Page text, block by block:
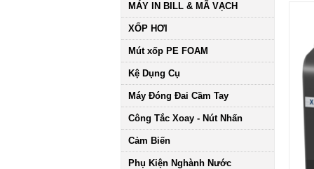
MÁY IN BILL & MÃ VẠCH
XỐP HƠI
Mút xốp PE FOAM
Kệ Dụng Cụ
Máy Đóng Đai Cầm Tay
Công Tắc Xoay - Nút Nhấn
Cảm Biến
Phụ Kiện Nghành Nước